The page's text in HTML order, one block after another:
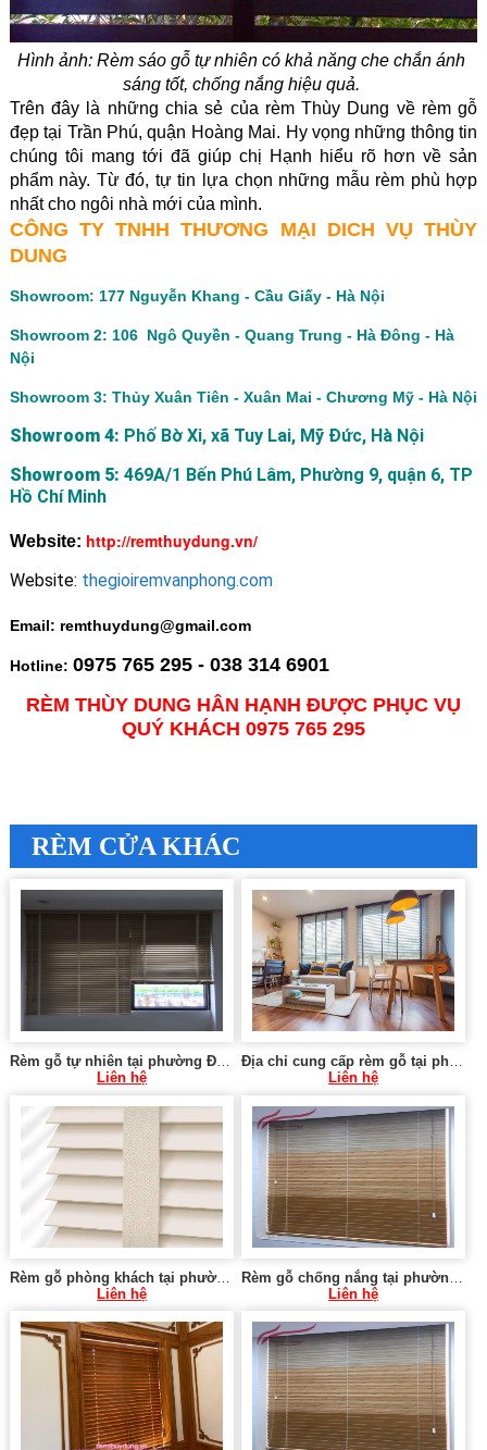
Hình ảnh: Rèm sáo gỗ tự nhiên có khả năng che chắn ánh
sáng tốt, chống nắng hiệu quả.
Trên đây là những chia sẻ của rèm Thùy Dung về rèm gỗ
đẹp tại Trần Phú, quận Hoàng Mai. Hy vọng những thông tin
chúng tôi mang tới đã giúp chị Hạnh hiểu rõ hơn về sản
phẩm này. Từ đó, tự tin lựa chọn những mẫu rèm phù hợp
nhất cho ngôi nhà mới của mình.
CÔNG TY TNHH THƯƠNG MẠI DICH VỤ THÙY
DUNG
Showroom: 177 Nguyễn Khang - Cầu Giấy - Hà Nội
Showroom 2: 106 Ngô Quyền - Quang Trung - Hà Đông - Hà
Nội
Showroom 3: Thủy Xuân Tiên - Xuân Mai - Chương Mỹ - Hà Nội
Showroom 4: Phố Bờ Xi, xã Tuy Lai, Mỹ Đức, Hà Nội
Showroom 5: 469A/1 Bến Phú Lâm, Phường 9, quận 6, TP
Hồ Chí Minh
Website: http://remthuydung.vn/
Website: thegioiremvanphong.com
Email: remthuydung@gmail.com
Hotline: 0975 765 295 - 038 314 6901
RÈM THÙY DUNG HÂN HẠNH ĐƯỢC PHỤC VỤ
QUÝ KHÁCH 0975 765 295
RÈM CỬA KHÁC
Rèm gỗ tự nhiên tại phường Định Công, Hoàng Mai
Liên hệ
Địa chỉ cung cấp rèm gỗ tại phường Trung Hoà, Cầu Giấy
Liên hệ
Rèm gỗ phòng khách tại phường Mai Dịch, Cầu Giấy
Liên hệ
Rèm gỗ chống nắng tại phường Quan Hoa, Cầu Giấy
Liên hệ